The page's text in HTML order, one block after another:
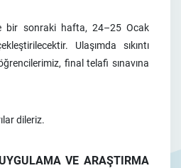
bir sonraki hafta, 24–25 Ocak
Ulaşımda sıkıntı
final telafi sınavına
dileriz.
VE ARAŞTIRMA